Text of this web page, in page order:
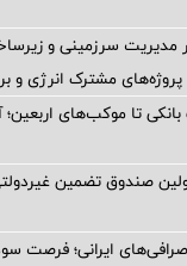
مدیریت سرزمینی و
پروژه‌های مشترک انرژی و
تا موکب‌های
صندوق تضمین
صرافی‌های ایرانی؛ فرصت